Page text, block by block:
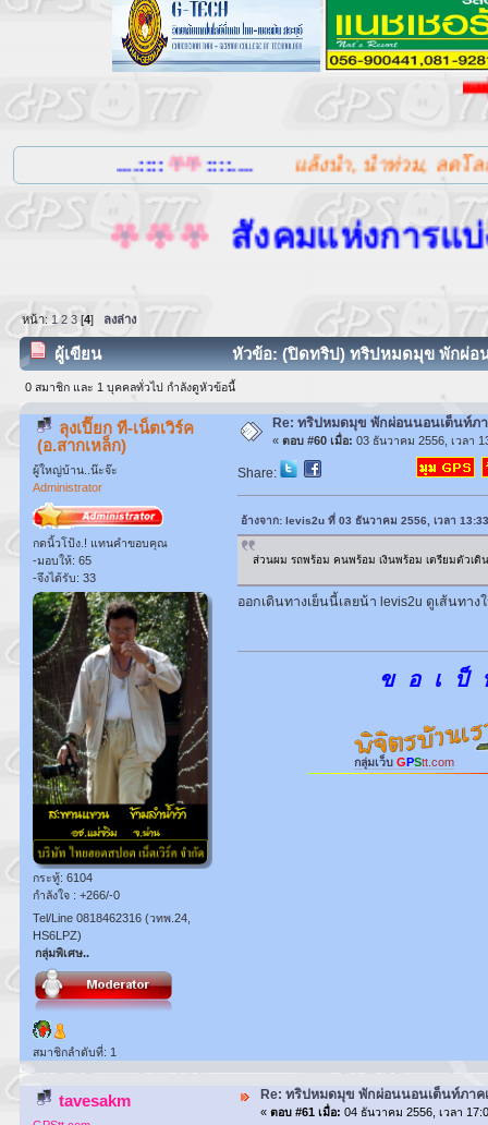
ลิ้ ง ค์ ก
::::.... แล้งน้ำ, น้ำท่วม, ลดโลกร้อน เ
สังคมแห่งการแบ่งปัน
หน้า: 1 2 3[4] ลงล่าง
ผู้เขียน หัวข้อ: (ปิดทริป) ทริปหมดมุข พักผ่อน
0 สมาชิก และ 1 บุคคลทั่วไป กำลังดูหัวข้อนี้
ลุงเปี๊ยก ที-เน็ตเวิร์ค
(อ.สากเหล็ก)
ผู้ใหญ่บ้าน..น๊ะจ๊ะ
Administrator
กดนิ้วโป้ง.! แทนคำขอบคุณ
-มอบให้: 65
-จึงได้รับ: 33
กระทู้: 6104
กำลังใจ : +266/-0
Tel/Line 0818462316 (วทพ.24,
HS6LPZ)
กลุ่มพิเศษ..
สมาชิกลำดับที่: 1
Re: ทริปหมดมุข พักผ่อนนอนเต็นท์ภา
« ตอบ #60 เมื่อ: 03 ธันวาคม 2556, เวลา
Share:
อ้างจาก: levis2u ที่ 03 ธันวาคม 2556, เวลา
ส่วนผม รถพร้อม คนพร้อม เงินพร้อม เตรียมตัวเดิ
ออกเดินทางเย็นนี้เลยน้า levis2u ดูเส้นทาง
ข อ เ ป็
กลุ่มเว็บ GPStt.com
tavesakm Re: ทริปหมดมุข พักผ่อนนอนเต็นท์ภาค
« ตอบ #61 เมื่อ: 04 ธันวาคม 2556, เวลา